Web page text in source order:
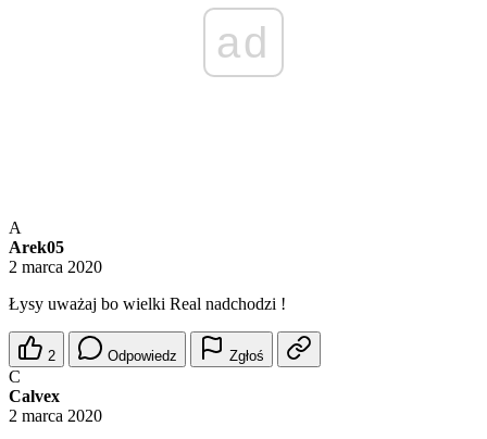
ad
A
Arek05
2 marca 2020
Łysy uważaj bo wielki Real nadchodzi !
2 Odpowiedz Zgłoś
C
Calvex
2 marca 2020